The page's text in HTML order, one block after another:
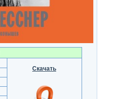
Скачать